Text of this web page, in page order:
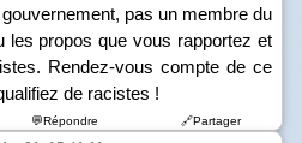
pas un membre du
les propos que vous rapportez et
Rendez-vous compte de ce
de racistes !
💬Répondre 🔗Partager